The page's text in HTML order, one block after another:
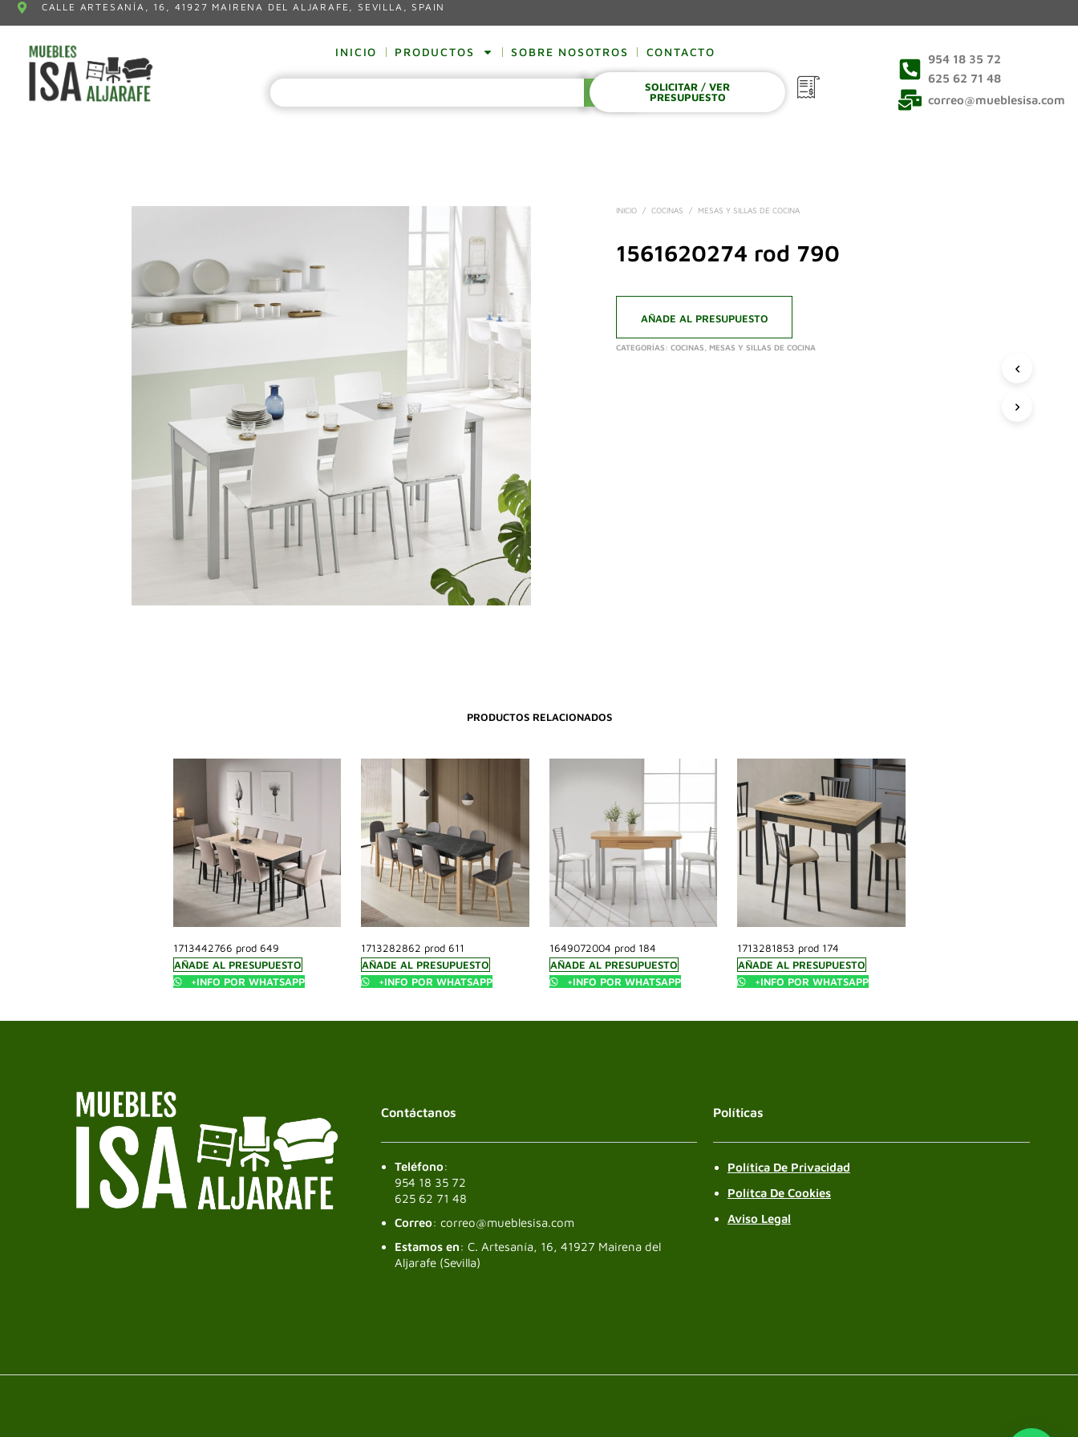
CALLE ARTESANÍA, 16, 41927 MAIRENA DEL ALJARAFE, SEVILLA, SPAIN
INICIO PRODUCTOS SOBRE NOSOTROS CONTACTO
SOLICITAR / VER
PRESUPUESTO
954 18 35 72
625 62 71 48
correo@mueblesisa.com
INICIO / COCINAS / MESAS Y SILLAS DE COCINA
1561620274 rod 790
AÑADE AL PRESUPUESTO
CATEGORÍAS:COCINAS ,MESAS Y SILLAS DE COCINA
PRODUCTOS RELACIONADOS
1713442766 prod 649
AÑADE AL PRESUPUESTO
+INFO POR WHATSAPP
1713282862 prod 611
AÑADE AL PRESUPUESTO
+INFO POR WHATSAPP
1649072004 prod 184
AÑADE AL PRESUPUESTO
+INFO POR WHATSAPP
1713281853 prod 174
AÑADE AL PRESUPUESTO
+INFO POR WHATSAPP
Contáctanos
Teléfono:
954 18 35 72
625 62 71 48
Correo: correo@mueblesisa.com
Estamos en: C. Artesanía, 16, 41927 Mairena del
Aljarafe (Sevilla)
Políticas
Política De Privacidad
Polítca De Cookies
Aviso Legal